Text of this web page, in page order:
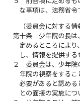
な事項は、法務省令
（委員会に対する
第十条
少年院の長は
定めるところによ
し、情報を提供する
２
委員会は、少年
年院の視察をするこ
必要があると認め
との面接の実施につ